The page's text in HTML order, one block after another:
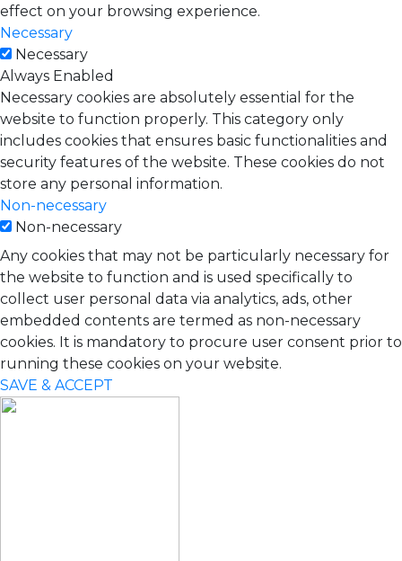
effect on your browsing experience.
Necessary
Necessary
Always Enabled
Necessary cookies are absolutely essential for the
website to function properly. This category only
includes cookies that ensures basic functionalities and
security features of the website. These cookies do not
store any personal information.
Non-necessary
Non-necessary
Any cookies that may not be particularly necessary for
the website to function and is used specifically to
collect user personal data via analytics, ads, other
embedded contents are termed as non-necessary
cookies. It is mandatory to procure user consent prior to
running these cookies on your website.
SAVE & ACCEPT